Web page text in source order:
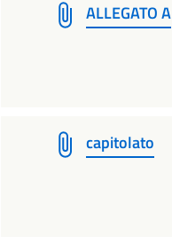
ALLEGATO A
capitolato